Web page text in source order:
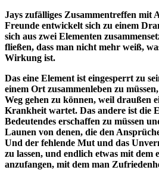
Jays zufälliges Zusammentreffen mit
Freunde entwickelt sich zu einem
sich aus zwei Elementen
fließen, dass man nicht mehr weiß,
Wirkung ist.
Das eine Element ist eingesperrt zu
einem Ort zusammenleben zu
Weg gehen zu können, weil draußen
Krankheit wartet. Das andere ist die
Bedeutendes erschaffen zu müssen
Launen von denen, die den
Und der fehlende Mut und das
zu lassen, und endlich etwas mit dem
anzufangen, mit dem man